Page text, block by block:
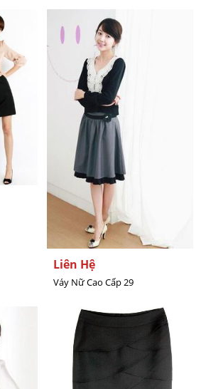
Liên Hệ
Váy Nữ Cao Cấp 29